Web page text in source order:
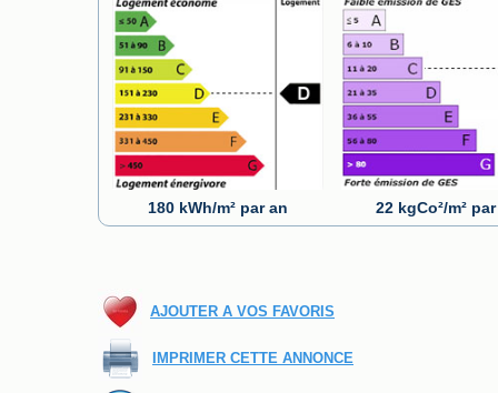
180 kWh/m² par an 22 kgCo²/m²
AJOUTER A VOS FAVORIS
IMPRIMER CETTE ANNONCE